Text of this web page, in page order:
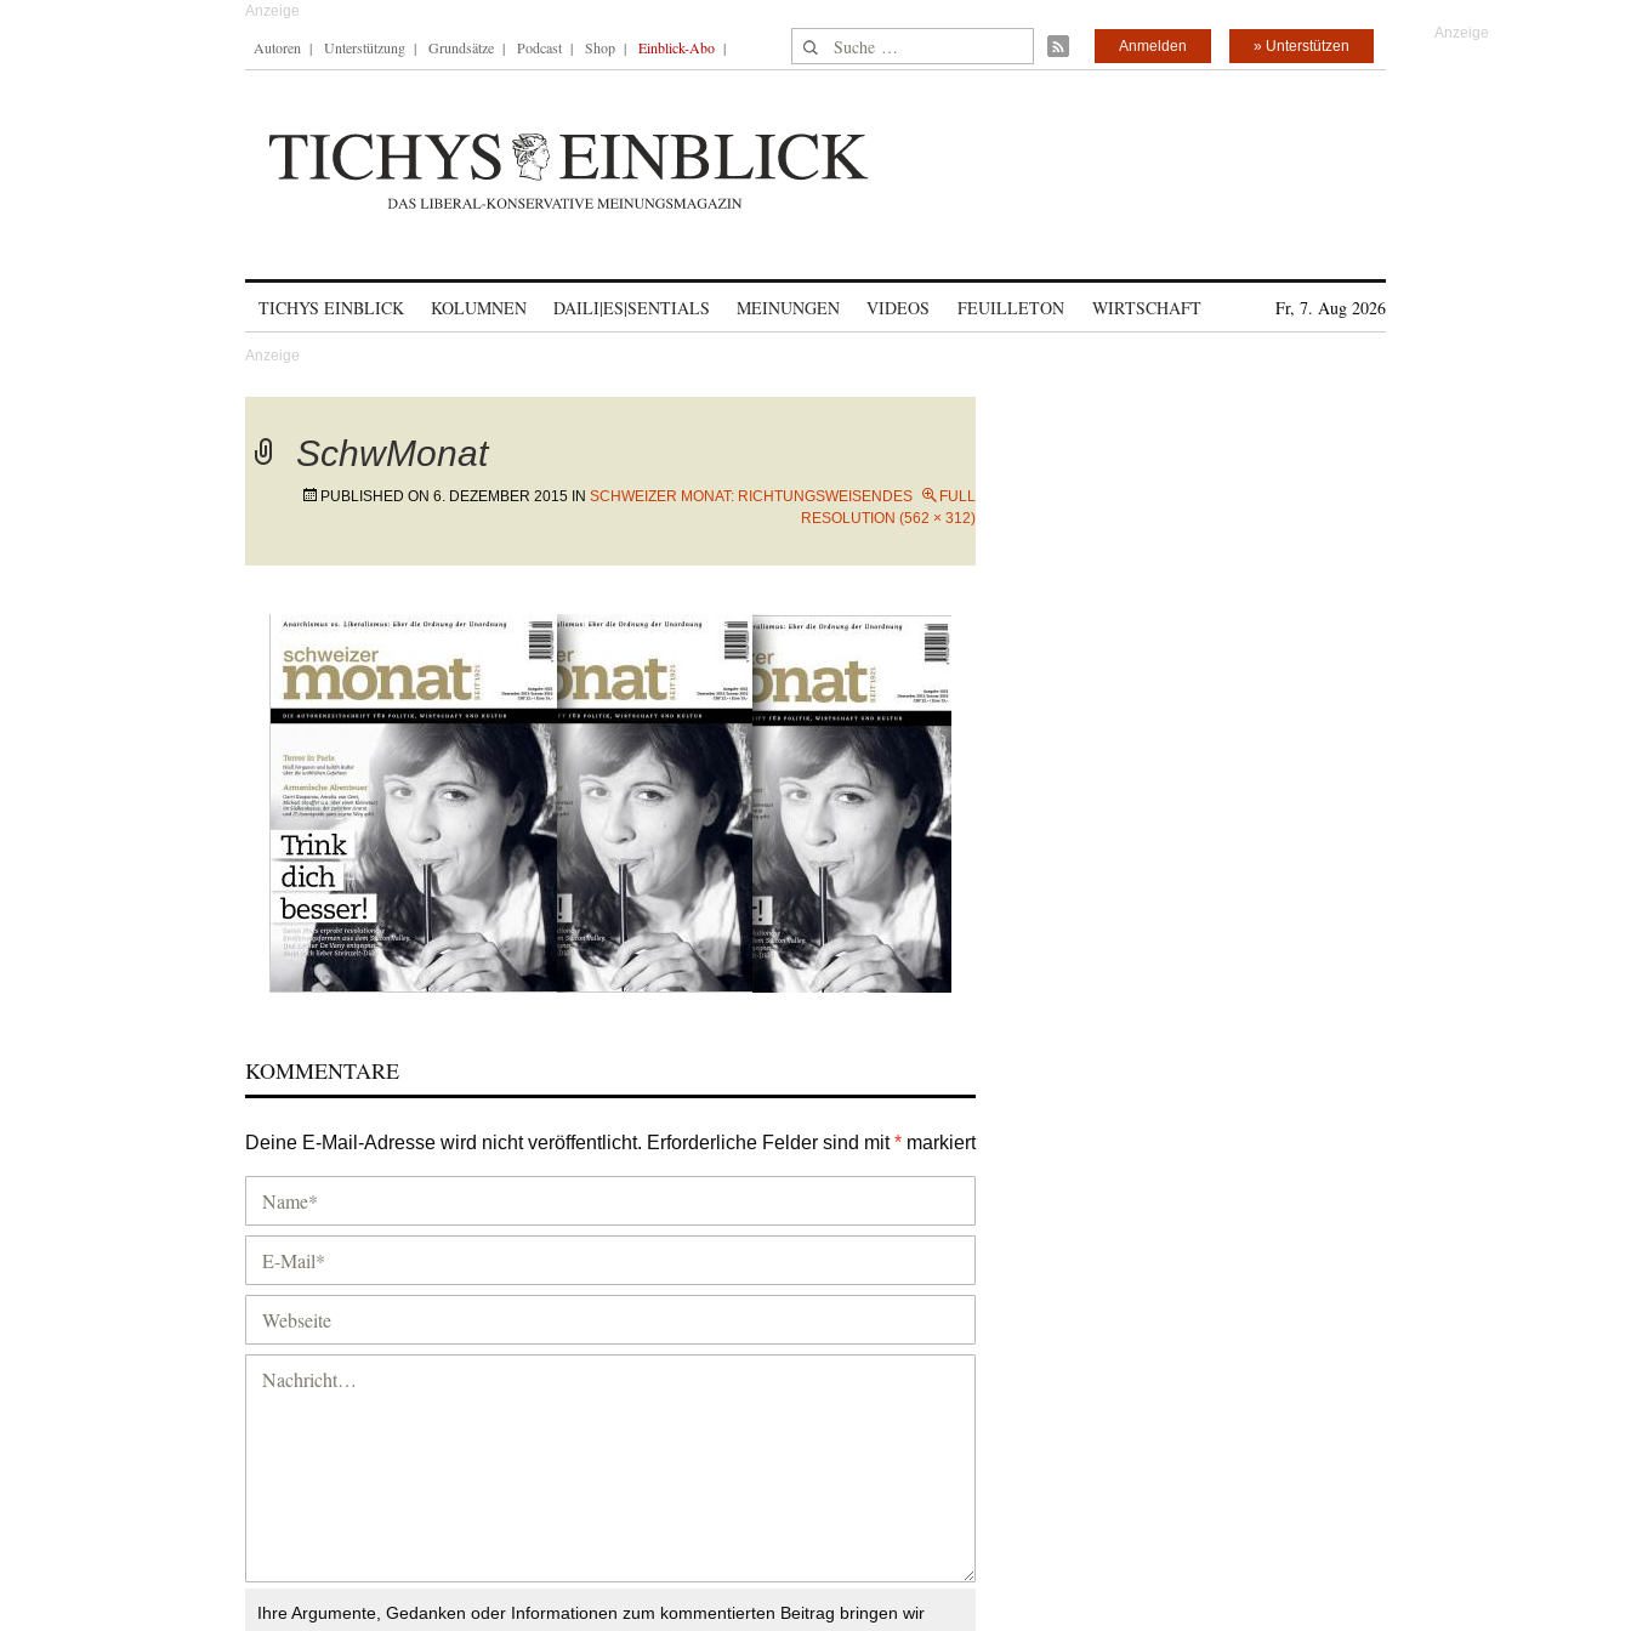
Autoren Unterstützung Grundsätze Podcast Shop Einblick-Abo Suche nach: » Unterstützen
Anmelden
TICHYS EINBLICK KOLUMNEN DAILI|ES|SENTIALS MEINUNGEN VIDEOS FEUILLETON WIRTSCHAFT Fr, 7. Aug 2026
SchwMonat
PUBLISHED ON 6. DEZEMBER 2015 IN SCHWEIZER MONAT: RICHTUNGSWEISENDES
FULL
RESOLUTION (562 × 312)
KOMMENTARE
Deine E-Mail-Adresse wird nicht veröffentlicht. Erforderliche Felder sind mit* markiert
Ihre Argumente, Gedanken oder Informationen zum kommentierten Beitrag bringen wir